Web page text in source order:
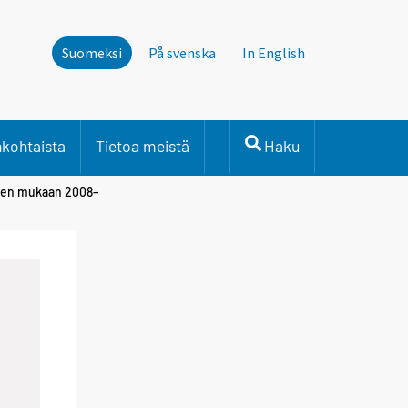
Suomeksi På svenska In English
Tietoa meistä Haku
mukaan 2008–